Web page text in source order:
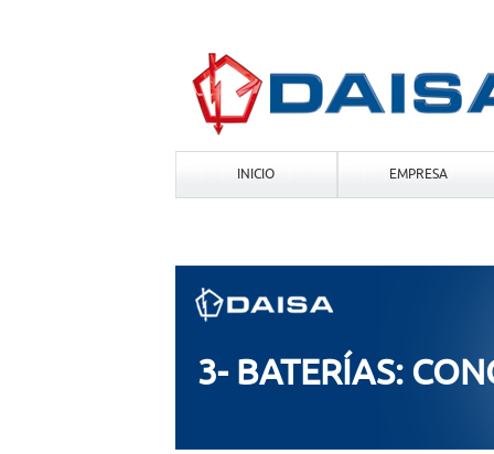
INICIO EMPRESA
3- BATERÍAS: